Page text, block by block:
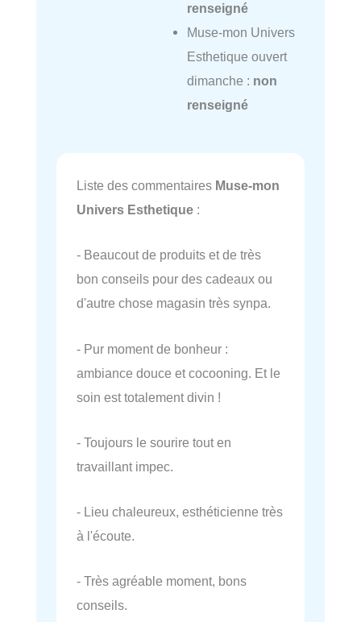
renseigné
Muse-mon Univers
Esthetique ouvert
dimanche : non
renseigné
Liste des commentaires Muse-mon
Univers Esthetique :
- Beaucout de produits et de très
bon conseils pour des cadeaux ou
d'autre chose magasin très synpa.
- Pur moment de bonheur :
ambiance douce et cocooning. Et le
soin est totalement divin !
- Toujours le sourire tout en
travaillant impec.
- Lieu chaleureux, esthéticienne très
à l'écoute.
- Très agréable moment, bons
conseils.